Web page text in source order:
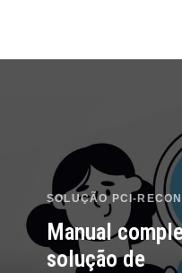
SOLUÇÃO PCI-RECON
Manual
solução de